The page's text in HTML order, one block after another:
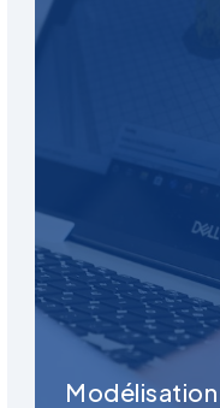
Modélisation